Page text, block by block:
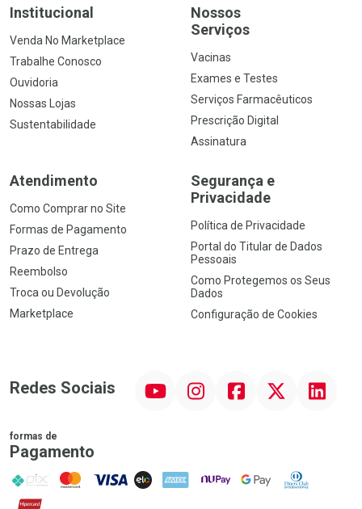
Institucional
Venda No Marketplace
Trabalhe Conosco
Ouvidoria
Nossas Lojas
Sustentabilidade
Nossos
Serviços
Vacinas
Exames e Testes
Serviços Farmacêuticos
Prescrição Digital
Assinatura
Atendimento
Como Comprar no Site
Formas de Pagamento
Prazo de Entrega
Reembolso
Troca ou Devolução
Marketplace
Segurança e
Privacidade
Política de Privacidade
Portal do Titular de Dados
Pessoais
Como Protegemos os Seus
Dados
Configuração de Cookies
Redes Sociais InstagramFacebookTwitter Linkedin
formas de
Pagamento
PIX MasterCard
VISA ELO AMEX NuPay Google PayDiners Club
Hipercard